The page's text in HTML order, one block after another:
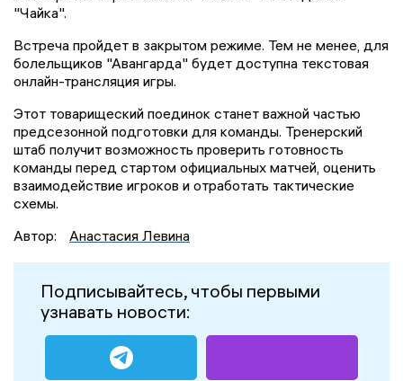
"Чайка".
Встреча пройдет в закрытом режиме. Тем не менее, для
болельщиков "Авангарда" будет доступна текстовая
онлайн-трансляция игры.
Этот товарищеский поединок станет важной частью
предсезонной подготовки для команды. Тренерский
штаб получит возможность проверить готовность
команды перед стартом официальных матчей, оценить
взаимодействие игроков и отработать тактические
схемы.
Автор:
Анастасия Левина
Подписывайтесь, чтобы первыми
узнавать новости: